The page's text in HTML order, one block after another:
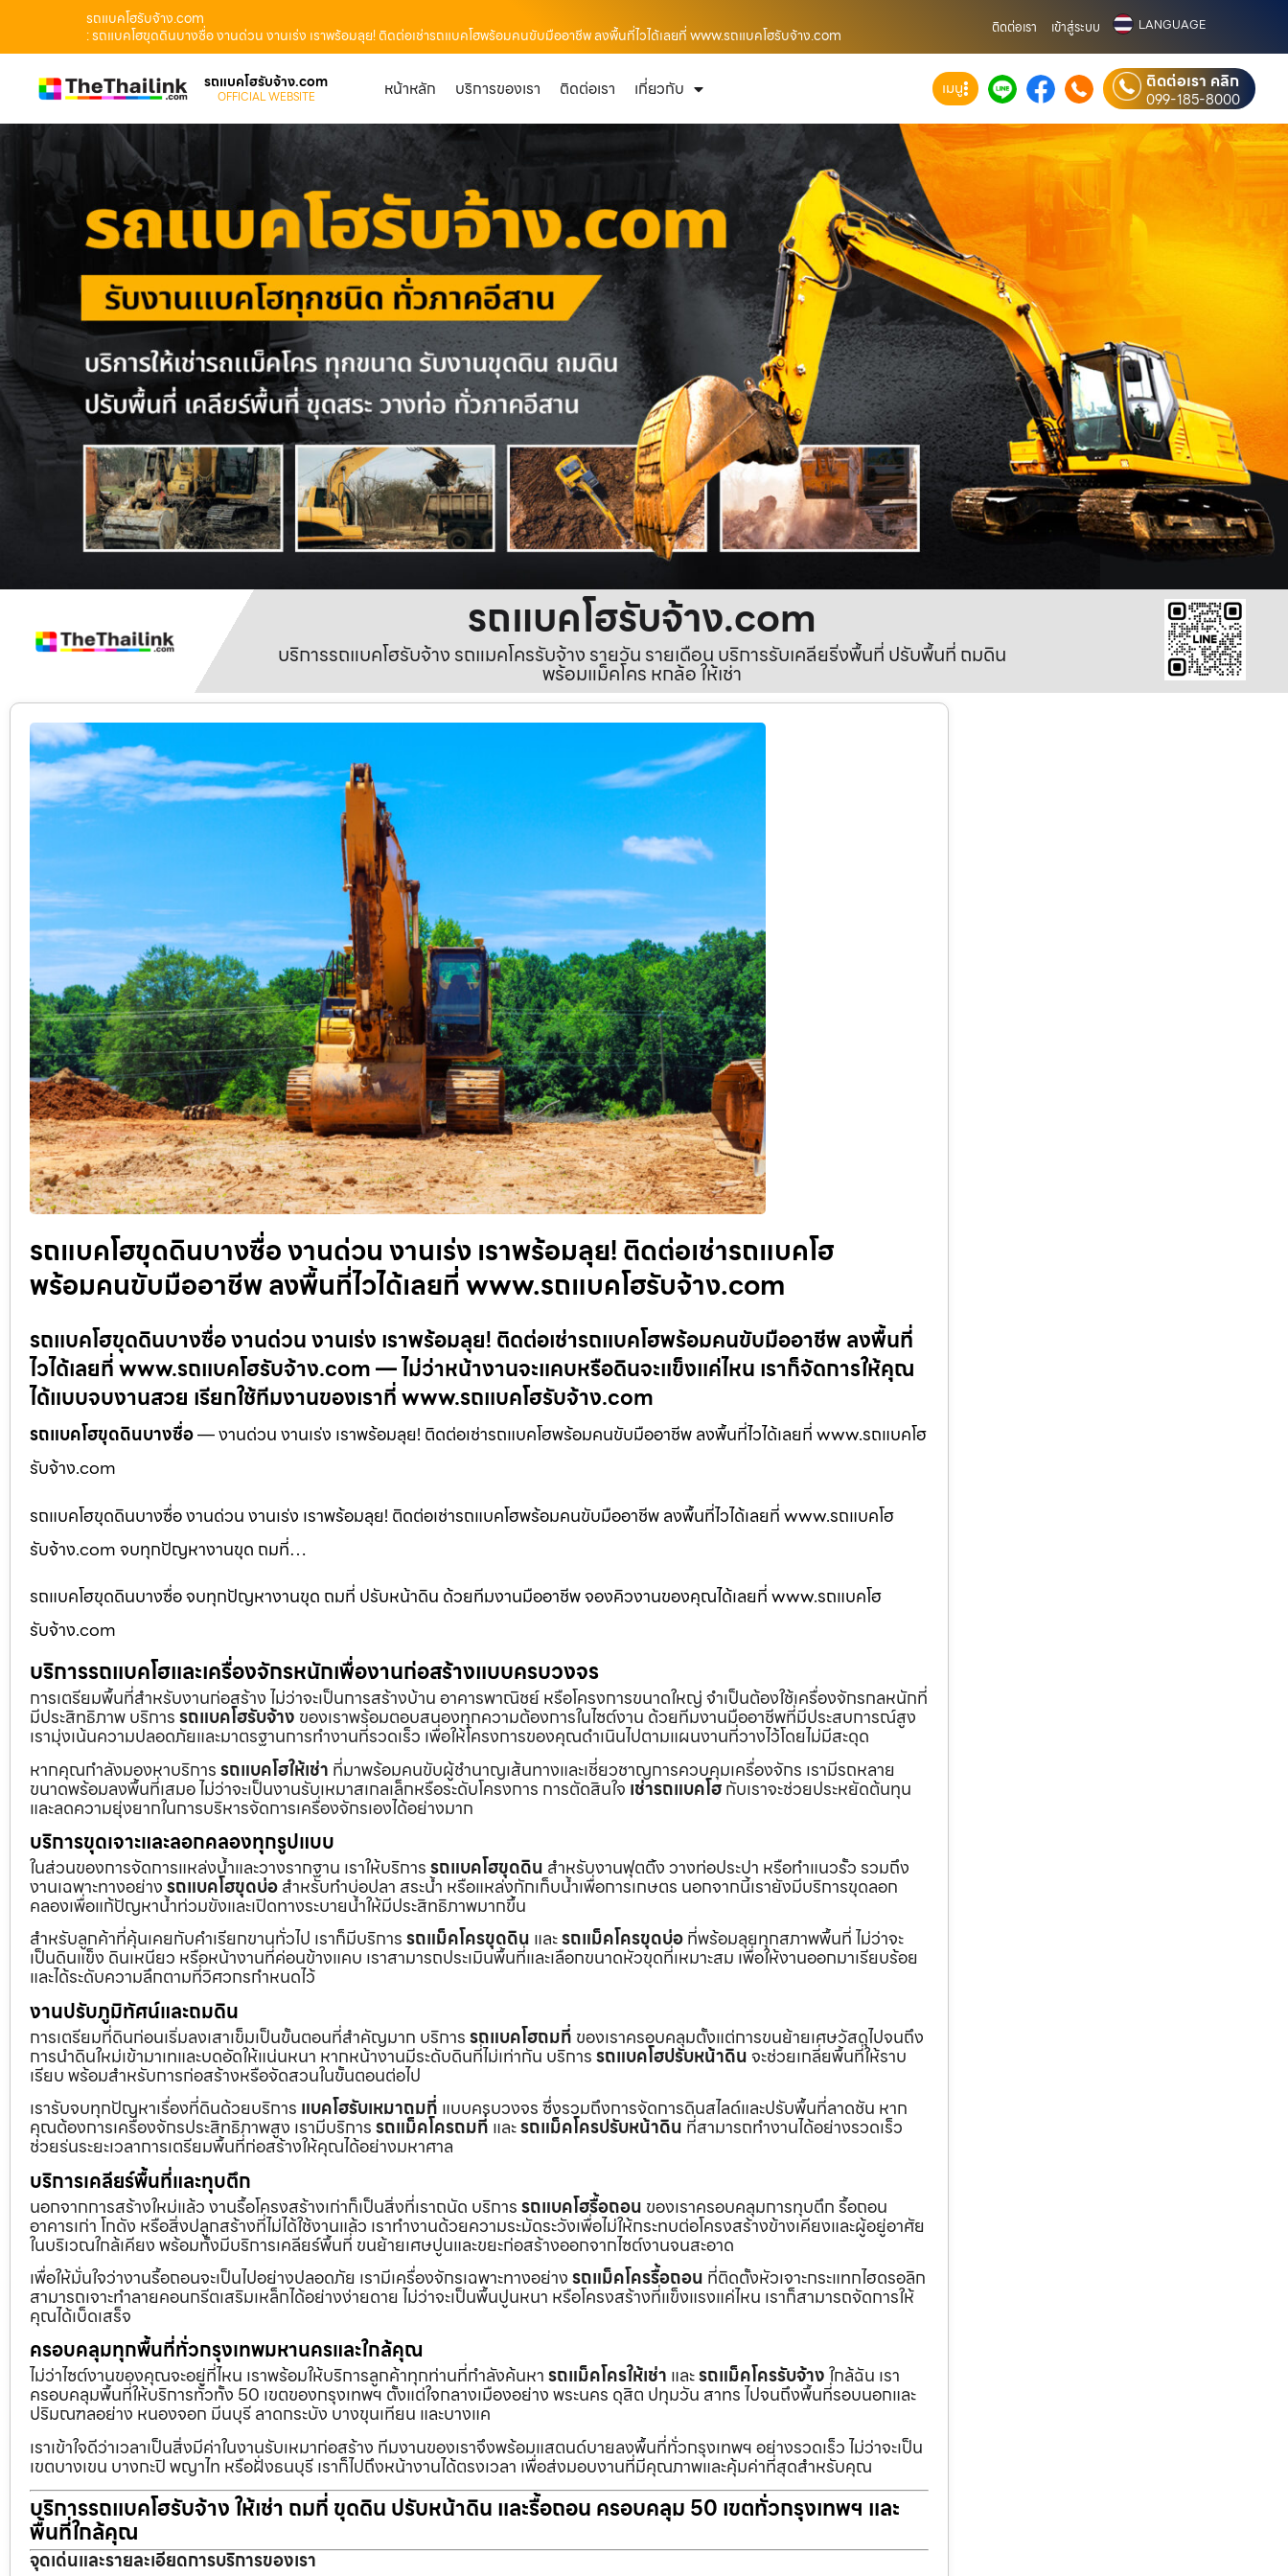
รถแบคโฮรับจ้าง.com
: รถแบคโฮขุดดินบางซื่อ งานด่วน งานเร่ง เราพร้อมลุย! ติดต่อเช่ารถแบคโฮพร้อมคนขับมืออาชีพ ลงพื้นที่ไวได้เลยที่ www.รถแบคโฮรับจ้าง.com
ติดต่อเรา เข้าสู่ระบบ LANGUAGE
รถแบคโฮรับจ้าง.com
OFFICIAL WEBSITE หน้าหลัก บริการของเรา ติดต่อเรา เกี่ยวกับ เมนู ติดต่อเรา คลิก
099-185-8000
รถแบคโฮรับจ้าง.com
บริการรถแบคโฮรับจ้าง รถแมคโครรับจ้าง รายวัน รายเดือน บริการรับเคลียริ่งพื้นที่ ปรับพื้นที่ ถมดิน
พร้อมแม็คโคร หกล้อ ให้เช่า
รถแบคโฮขุดดินบางซื่อ งานด่วน งานเร่ง เราพร้อมลุย! ติดต่อเช่ารถแบคโฮ
พร้อมคนขับมืออาชีพ ลงพื้นที่ไวได้เลยที่ www.รถแบคโฮรับจ้าง.com
รถแบคโฮขุดดินบางซื่อ งานด่วน งานเร่ง เราพร้อมลุย! ติดต่อเช่ารถแบคโฮพร้อมคนขับมืออาชีพ ลงพื้นที่
ไวได้เลยที่ www.รถแบคโฮรับจ้าง.com — ไม่ว่าหน้างานจะแคบหรือดินจะแข็งแค่ไหน เราก็จัดการให้คุณ
ได้แบบจบงานสวย เรียกใช้ทีมงานของเราที่ www.รถแบคโฮรับจ้าง.com
รถแบคโฮขุดดินบางซื่อ— งานด่วน งานเร่ง เราพร้อมลุย! ติดต่อเช่ารถแบคโฮพร้อมคนขับมืออาชีพ ลงพื้นที่ไวได้เลยที่ www.รถแบคโฮ
รับจ้าง.com
รถแบคโฮขุดดินบางซื่อ งานด่วน งานเร่ง เราพร้อมลุย! ติดต่อเช่ารถแบคโฮพร้อมคนขับมืออาชีพ ลงพื้นที่ไวได้เลยที่ www.รถแบคโฮ
รับจ้าง.com จบทุกปัญหางานขุด ถมที่…
รถแบคโฮขุดดินบางซื่อ จบทุกปัญหางานขุด ถมที่ ปรับหน้าดิน ด้วยทีมงานมืออาชีพ จองคิวงานของคุณได้เลยที่ www.รถแบคโฮ
รับจ้าง.com
บริการรถแบคโฮและเครื่องจักรหนักเพื่องานก่อสร้างแบบครบวงจร
การเตรียมพื้นที่สำหรับงานก่อสร้าง ไม่ว่าจะเป็นการสร้างบ้าน อาคารพาณิชย์ หรือโครงการขนาดใหญ่ จำเป็นต้องใช้เครื่องจักรกลหนักที่
มีประสิทธิภาพ บริการรถแบคโฮรับจ้าง ของเราพร้อมตอบสนองทุกความต้องการในไซต์งาน ด้วยทีมงานมืออาชีพที่มีประสบการณ์สูง
เรามุ่งเน้นความปลอดภัยและมาตรฐานการทำงานที่รวดเร็ว เพื่อให้โครงการของคุณดำเนินไปตามแผนงานที่วางไว้โดยไม่มีสะดุด
หากคุณกำลังมองหาบริการรถแบคโฮให้เช่า ที่มาพร้อมคนขับผู้ชำนาญเส้นทางและเชี่ยวชาญการควบคุมเครื่องจักร เรามีรถหลาย
ขนาดพร้อมลงพื้นที่เสมอ ไม่ว่าจะเป็นงานรับเหมาสเกลเล็กหรือระดับโครงการ การตัดสินใจ เช่ารถแบคโฮกับเราจะช่วยประหยัดต้นทุน
และลดความยุ่งยากในการบริหารจัดการเครื่องจักรเองได้อย่างมาก
บริการขุดเจาะและลอกคลองทุกรูปแบบ
ในส่วนของการจัดการแหล่งน้ำและวางรากฐาน เราให้บริการรถแบคโฮขุดดิน สำหรับงานฟุตติ้ง วางท่อประปา หรือทำแนวรั้ว รวมถึง
งานเฉพาะทางอย่างรถแบคโฮขุดบ่อสำหรับทำบ่อปลา สระน้ำ หรือแหล่งกักเก็บน้ำเพื่อการเกษตร นอกจากนี้เรายังมีบริการขุดลอก
คลองเพื่อแก้ปัญหาน้ำท่วมขังและเปิดทางระบายน้ำให้มีประสิทธิภาพมากขึ้น
สำหรับลูกค้าที่คุ้นเคยกับคำเรียกขานทั่วไป เราก็มีบริการรถแม็คโครขุดดิน และรถแม็คโครขุดบ่อที่พร้อมลุยทุกสภาพพื้นที่ ไม่ว่าจะ
เป็นดินแข็ง ดินเหนียว หรือหน้างานที่ค่อนข้างแคบ เราสามารถประเมินพื้นที่และเลือกขนาดหัวขุดที่เหมาะสม เพื่อให้งานออกมาเรียบร้อย
และได้ระดับความลึกตามที่วิศวกรกำหนดไว้
งานปรับภูมิทัศน์และถมดิน
การเตรียมที่ดินก่อนเริ่มลงเสาเข็มเป็นขั้นตอนที่สำคัญมาก บริการรถแบคโฮถมที่ ของเราครอบคลุมตั้งแต่การขนย้ายเศษวัสดุไปจนถึง
การนำดินใหม่เข้ามาเทและบดอัดให้แน่นหนา หากหน้างานมีระดับดินที่ไม่เท่ากัน บริการรถแบคโฮปรับหน้าดินจะช่วยเกลี่ยพื้นที่ให้ราบ
เรียบ พร้อมสำหรับการก่อสร้างหรือจัดสวนในขั้นตอนต่อไป
เรารับจบทุกปัญหาเรื่องที่ดินด้วยบริการ แบคโฮรับเหมาถมที่ แบบครบวงจร ซึ่งรวมถึงการจัดการดินสไลด์และปรับพื้นที่ลาดชัน หาก
คุณต้องการเครื่องจักรประสิทธิภาพสูง เรามีบริการรถแม็คโครถมที่ และรถแม็คโครปรับหน้าดิน ที่สามารถทำงานได้อย่างรวดเร็ว
ช่วยร่นระยะเวลาการเตรียมพื้นที่ก่อสร้างให้คุณได้อย่างมหาศาล
บริการเคลียร์พื้นที่และทุบตึก
นอกจากการสร้างใหม่แล้ว งานรื้อโครงสร้างเก่าก็เป็นสิ่งที่เราถนัด บริการรถแบคโฮรื้อถอน ของเราครอบคลุมการทุบตึก รื้อถอน
อาคารเก่า โกดัง หรือสิ่งปลูกสร้างที่ไม่ได้ใช้งานแล้ว เราทำงานด้วยความระมัดระวังเพื่อไม่ให้กระทบต่อโครงสร้างข้างเคียงและผู้อยู่อาศัย
ในบริเวณใกล้เคียง พร้อมทั้งมีบริการเคลียร์พื้นที่ ขนย้ายเศษปูนและขยะก่อสร้างออกจากไซต์งานจนสะอาด
เพื่อให้มั่นใจว่างานรื้อถอนจะเป็นไปอย่างปลอดภัย เรามีเครื่องจักรเฉพาะทางอย่างรถแม็คโครรื้อถอน ที่ติดตั้งหัวเจาะกระแทกไฮดรอลิก
สามารถเจาะทำลายคอนกรีตเสริมเหล็กได้อย่างง่ายดาย ไม่ว่าจะเป็นพื้นปูนหนา หรือโครงสร้างที่แข็งแรงแค่ไหน เราก็สามารถจัดการให้
คุณได้เบ็ดเสร็จ
ครอบคลุมทุกพื้นที่ทั่วกรุงเทพมหานครและใกล้คุณ
ไม่ว่าไซต์งานของคุณจะอยู่ที่ไหน เราพร้อมให้บริการลูกค้าทุกท่านที่กำลังค้นหารถแม็คโครให้เช่า และรถแม็คโครรับจ้างใกล้ฉัน เรา
ครอบคลุมพื้นที่ให้บริการทั่วทั้ง 50 เขตของกรุงเทพฯ ตั้งแต่ใจกลางเมืองอย่าง พระนคร ดุสิต ปทุมวัน สาทร ไปจนถึงพื้นที่รอบนอกและ
ปริมณฑลอย่าง หนองจอก มีนบุรี ลาดกระบัง บางขุนเทียน และบางแค
เราเข้าใจดีว่าเวลาเป็นสิ่งมีค่าในงานรับเหมาก่อสร้าง ทีมงานของเราจึงพร้อมแสตนด์บายลงพื้นที่ทั่วกรุงเทพฯ อย่างรวดเร็ว ไม่ว่าจะเป็น
เขตบางเขน บางกะปิ พญาไท หรือฝั่งธนบุรี เราก็ไปถึงหน้างานได้ตรงเวลา เพื่อส่งมอบงานที่มีคุณภาพและคุ้มค่าที่สุดสำหรับคุณ
บริการรถแบคโฮรับจ้าง ให้เช่า ถมที่ ขุดดิน ปรับหน้าดิน และรื้อถอน ครอบคลุม 50 เขตทั่วกรุงเทพฯ และ
พื้นที่ใกล้คุณ
จุดเด่นและรายละเอียดการบริการของเรา